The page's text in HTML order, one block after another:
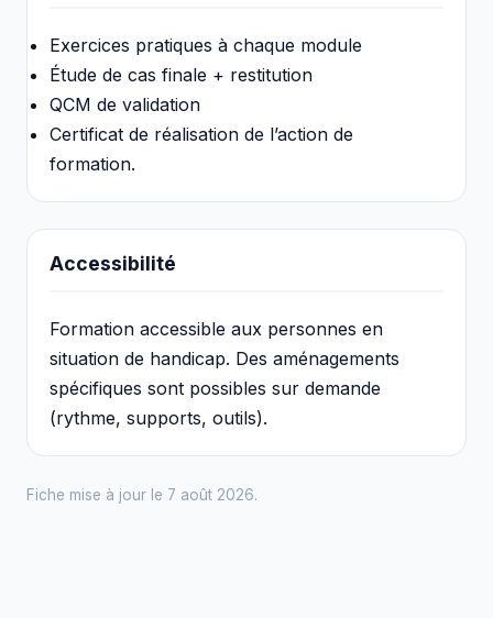
Exercices pratiques à chaque module
Étude de cas finale + restitution
QCM de validation
Certificat de réalisation de l’action de
formation.
Accessibilité
Formation accessible aux personnes en
situation de handicap. Des aménagements
spécifiques sont possibles sur demande
(rythme, supports, outils).
Fiche mise à jour le 7 août 2026.